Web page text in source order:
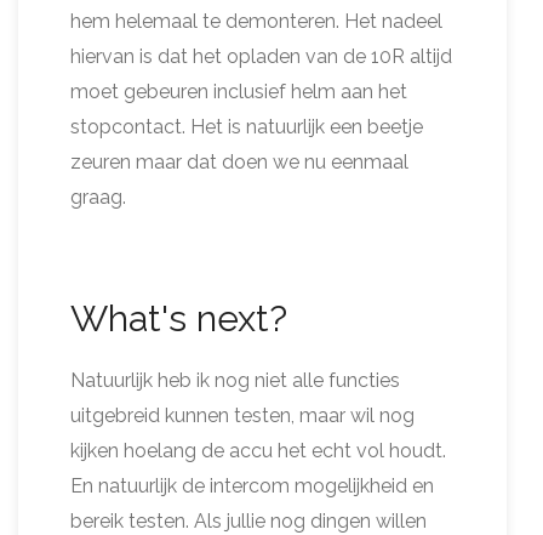
hem helemaal te demonteren. Het nadeel
hiervan is dat het opladen van de 10R altijd
moet gebeuren inclusief helm aan het
stopcontact. Het is natuurlijk een beetje
zeuren maar dat doen we nu eenmaal
graag.
What's next?
Natuurlijk heb ik nog niet alle functies
uitgebreid kunnen testen, maar wil nog
kijken hoelang de accu het echt vol houdt.
En natuurlijk de intercom mogelijkheid en
bereik testen. Als jullie nog dingen willen